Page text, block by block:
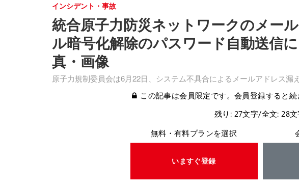
統合原子力防災ネットワークのメー
ル暗号化解除のパスワード自動送信
真・画像
原子力規制委員会は6月22日、システム不具合によるメールアドレス漏
インシデント・事故
この記事は会員限定です。会員登録すると続
残り: 27文字/全文: 28
無料・有料プランを選択
いますぐ登録